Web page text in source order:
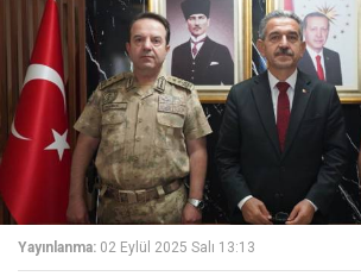
Yayınlanma: 02 Eylül 2025 Salı 13:13